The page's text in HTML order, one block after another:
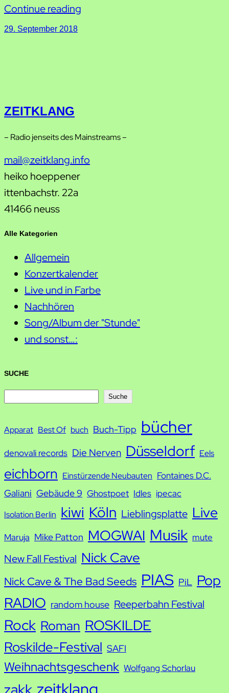
Continue reading
29. September 2018
ZEITKLANG
– Radio jenseits des Mainstreams –
mail@zeitklang.info
heiko hoeppener
ittenbachstr. 22a
41466 neuss
Alle Kategorien
Allgemein
Konzertkalender
Live und in Farbe
Nachhören
Song/Album der "Stunde"
und sonst…:
SUCHE
c
Suche
Apparat Best Of buch Buch-Tipp bücher
denovali records Die Nerven Düsseldorf Eels
eichborn Einstürzende Neubauten Fontaines D.C.
Galiani Gebäude 9 Ghostpoet Idles ipecac
Isolation Berlin kiwi Köln Lieblingsplatte Live
Maruja Mike Patton MOGWAI Musik mute
New Fall Festival Nick Cave
Nick Cave & The Bad Seeds PIAS PiL Pop
RADIO random house Reeperbahn Festival
Rock Roman ROSKILDE
Roskilde-Festival SAFI
Weihnachtsgeschenk Wolfgang Schorlau
zeitklang